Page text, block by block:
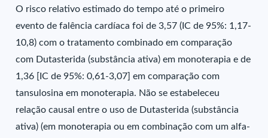
O risco relativo estimado do tempo até o primeiro
evento de falência cardíaca foi de 3,57 (IC de 95%: 1,17-
10,8) com o tratamento combinado em comparação
com Dutasterida (substância ativa) em monoterapia e de
1,36 [IC de 95%: 0,61-3,07] em comparação com
tansulosina em monoterapia. Não se estabeleceu
relação causal entre o uso de Dutasterida (substância
ativa) (em monoterapia ou em combinação com um alfa-